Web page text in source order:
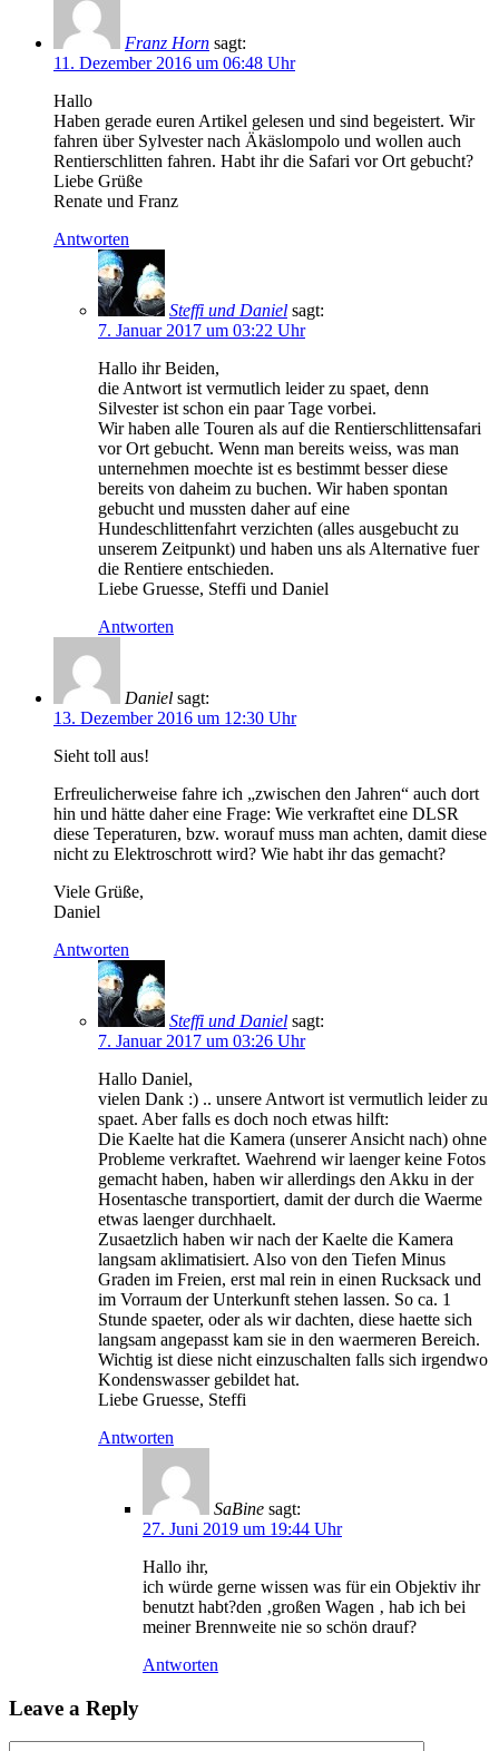
Franz Horn sagt:
11. Dezember 2016 um 06:48 Uhr
Hallo
Haben gerade euren Artikel gelesen und sind begeistert. Wir
fahren über Sylvester nach Äkäslompolo und wollen auch
Rentierschlitten fahren. Habt ihr die Safari vor Ort gebucht?
Liebe Grüße
Renate und Franz
Antworten
Steffi und Daniel sagt:
7. Januar 2017 um 03:22 Uhr
Hallo ihr Beiden,
die Antwort ist vermutlich leider zu spaet, denn
Silvester ist schon ein paar Tage vorbei.
Wir haben alle Touren als auf die Rentierschlittensafari
vor Ort gebucht. Wenn man bereits weiss, was man
unternehmen moechte ist es bestimmt besser diese
bereits von daheim zu buchen. Wir haben spontan
gebucht und mussten daher auf eine
Hundeschlittenfahrt verzichten (alles ausgebucht zu
unserem Zeitpunkt) und haben uns als Alternative fuer
die Rentiere entschieden.
Liebe Gruesse, Steffi und Daniel
Antworten
Daniel sagt:
13. Dezember 2016 um 12:30 Uhr
Sieht toll aus!
Erfreulicherweise fahre ich „zwischen den Jahren“ auch dort
hin und hätte daher eine Frage: Wie verkraftet eine DLSR
diese Teperaturen, bzw. worauf muss man achten, damit diese
nicht zu Elektroschrott wird? Wie habt ihr das gemacht?
Viele Grüße,
Daniel
Antworten
Steffi und Daniel sagt:
7. Januar 2017 um 03:26 Uhr
Hallo Daniel,
vielen Dank :) .. unsere Antwort ist vermutlich leider zu
spaet. Aber falls es doch noch etwas hilft:
Die Kaelte hat die Kamera (unserer Ansicht nach) ohne
Probleme verkraftet. Waehrend wir laenger keine Fotos
gemacht haben, haben wir allerdings den Akku in der
Hosentasche transportiert, damit der durch die Waerme
etwas laenger durchhaelt.
Zusaetzlich haben wir nach der Kaelte die Kamera
langsam aklimatisiert. Also von den Tiefen Minus
Graden im Freien, erst mal rein in einen Rucksack und
im Vorraum der Unterkunft stehen lassen. So ca. 1
Stunde spaeter, oder als wir dachten, diese haette sich
langsam angepasst kam sie in den waermeren Bereich.
Wichtig ist diese nicht einzuschalten falls sich irgendwo
Kondenswasser gebildet hat.
Liebe Gruesse, Steffi
Antworten
SaBine sagt:
27. Juni 2019 um 19:44 Uhr
Hallo ihr,
ich würde gerne wissen was für ein Objektiv ihr
benutzt habt?den ‚großen Wagen ‚ hab ich bei
meiner Brennweite nie so schön drauf?
Antworten
Leave a Reply